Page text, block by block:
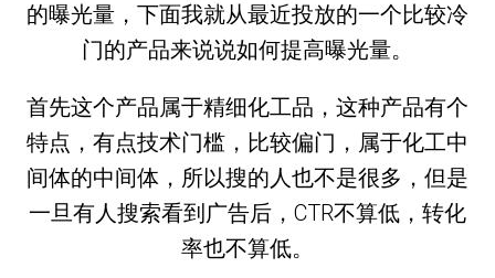
的曝光量，下面我就从最近投放的一个比较冷
门的产品来说说如何提高曝光量。
首先这个产品属于精细化工品，这种产品有个
特点，有点技术门槛，比较偏门，属于化工中
间体的中间体，所以搜的人也不是很多，但是
一旦有人搜索看到广告后，CTR不算低，转化
率也不算低。